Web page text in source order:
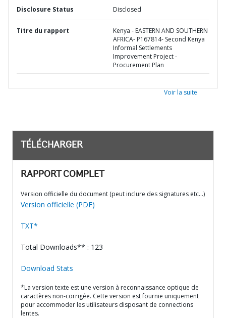
Disclosure Status Disclosed
Titre du rapport
Kenya - EASTERN AND SOUTHERN
AFRICA- P167814- Second Kenya
Informal Settlements
Improvement Project -
Procurement Plan
Voir la suite
TÉLÉCHARGER
RAPPORT COMPLET
Version officielle du document (peut inclure des signatures etc…)
Version officielle (PDF)
TXT*
Total Downloads** : 123
Download Stats
*La version texte est une version à reconnaissance optique de
caractères non-corrigée. Cette version est fournie uniquement
pour accommoder les utilisateurs disposant de connections
lentes.